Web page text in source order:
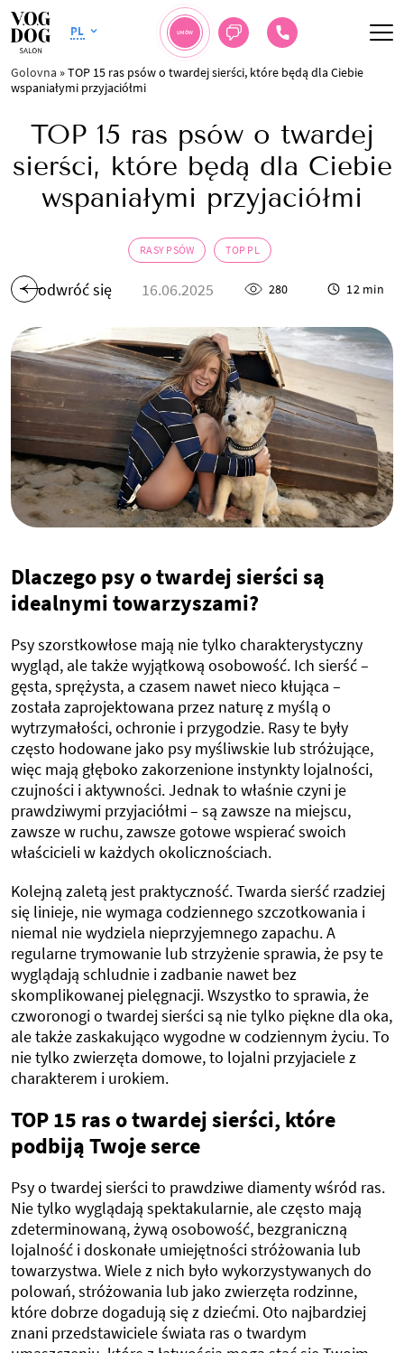
PL UMÓW
Golovna »TOP 15 ras psów o twardej sierści, które będą dla Ciebie
wspaniałymi przyjaciółmi
TOP 15 ras psów o twardej
sierści, które będą dla Ciebie
wspaniałymi przyjaciółmi
RASY PSÓW TOP PL
odwróć się 16.06.2025 280 12 min
Dlaczego psy o twardej sierści są
idealnymi towarzyszami?
Psy szorstkowłose mają nie tylko charakterystyczny
wygląd, ale także wyjątkową osobowość. Ich sierść –
gęsta, sprężysta, a czasem nawet nieco kłująca –
została zaprojektowana przez naturę z myślą o
wytrzymałości, ochronie i przygodzie. Rasy te były
często hodowane jako psy myśliwskie lub stróżujące,
więc mają głęboko zakorzenione instynkty lojalności,
czujności i aktywności. Jednak to właśnie czyni je
prawdziwymi przyjaciółmi – są zawsze na miejscu,
zawsze w ruchu, zawsze gotowe wspierać swoich
właścicieli w każdych okolicznościach.
Kolejną zaletą jest praktyczność. Twarda sierść rzadziej
się linieje, nie wymaga codziennego szczotkowania i
niemal nie wydziela nieprzyjemnego zapachu. A
regularne trymowanie lub strzyżenie sprawia, że psy te
wyglądają schludnie i zadbanie nawet bez
skomplikowanej pielęgnacji. Wszystko to sprawia, że
czworonogi o twardej sierści są nie tylko piękne dla oka,
ale także zaskakująco wygodne w codziennym życiu. To
nie tylko zwierzęta domowe, to lojalni przyjaciele z
charakterem i urokiem.
TOP 15 ras o twardej sierści, które
podbiją Twoje serce
Psy o twardej sierści to prawdziwe diamenty wśród ras.
Nie tylko wyglądają spektakularnie, ale często mają
zdeterminowaną, żywą osobowość, bezgraniczną
lojalność i doskonałe umiejętności stróżowania lub
towarzystwa. Wiele z nich było wykorzystywanych do
polowań, stróżowania lub jako zwierzęta rodzinne,
które dobrze dogadują się z dziećmi. Oto najbardziej
znani przedstawiciele świata ras o twardym